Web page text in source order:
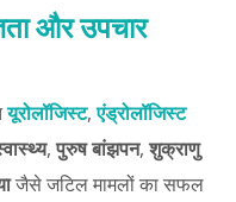
और उपचार
यूरोलॉजिस्ट,एंड्रोलॉजिस्ट
,पुरुष बांझपन,शुक्राणु
जैसे जटिल मामलों का सफल